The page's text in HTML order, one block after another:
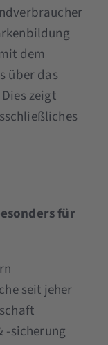
dem
über das
zeigt
für
seit jeher
-sicherung